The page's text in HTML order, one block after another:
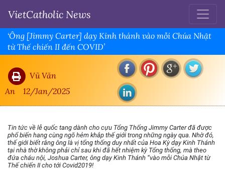
VietCatholic News
‘Ông [Jimmy Carter] dạy Kinh thánh vào mỗi Chúa Nhật
từ Thế chiến II đến COVID’
Vũ Văn
An
12/Jan/2025
Tin tức về lễ quốc tang dành cho cựu Tổng Thống Jimmy Carter đã được
phổ biến hang cùng ngõ hẻm khắp thế giới trong những ngày qua. Nhờ đó,
thế giới biết rằng ông là vị tổng thống duy nhất của Hoa Kỳ dạy Kinh Thánh
tại nhà thờ không phải chỉ sau khi đã hết nhiệm kỳ Tổng thống, mà theo
đứa cháu nội, Joshua Carter, ông dạy Kinh Thánh “vào mỗi Chúa Nhật từ
Thế chiến II cho tới Covid2019!